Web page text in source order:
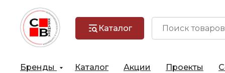
Каталог
Бренды Каталог Акции Проекты